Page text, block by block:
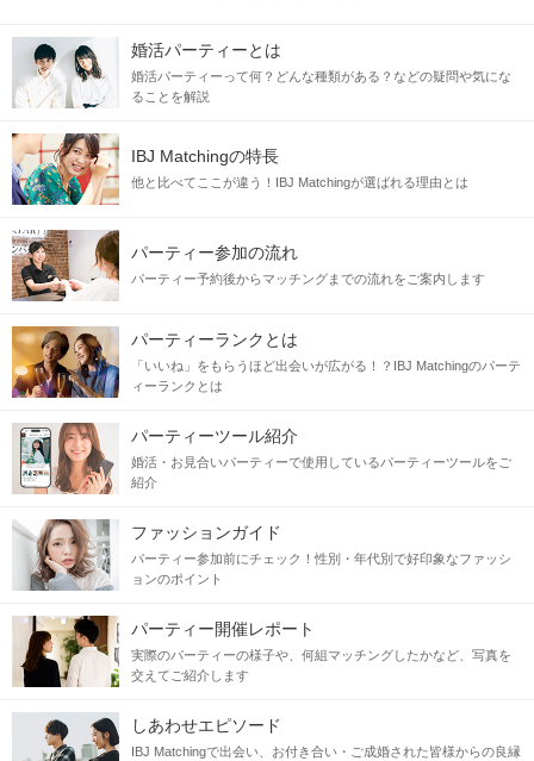
婚活パーティーとは
婚活パーティーって何？どんな種類がある？などの疑問や気にな
ることを解説
IBJ Matchingの特長
他と比べてここが違う！IBJ Matchingが選ばれる理由とは
パーティー参加の流れ
パーティー予約後からマッチングまでの流れをご案内します
パーティーランクとは
「いいね」をもらうほど出会いが広がる！？IBJ Matchingのパーテ
ィーランクとは
パーティーツール紹介
婚活・お見合いパーティーで使用しているパーティーツールをご
紹介
ファッションガイド
パーティー参加前にチェック！性別・年代別で好印象なファッシ
ョンのポイント
パーティー開催レポート
実際のパーティーの様子や、何組マッチングしたかなど、写真を
交えてご紹介します
しあわせエピソード
IBJ Matchingで出会い、お付き合い・ご成婚された皆様からの良縁